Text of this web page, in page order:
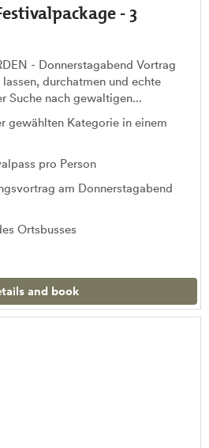
- 3
- Donnerstagabend Vortrag
durchatmen und echte
Suche nach gewaltigen...
gewählten Kategorie in einem
pro Person
am Donnerstagabend
Ortsbusses
and book